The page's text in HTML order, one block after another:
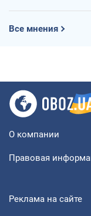
Все мнения
О компании
Правовая
Реклама на сайте